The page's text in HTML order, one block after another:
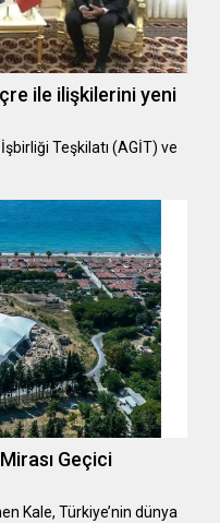
ile ilişkilerini yeni
Teşkilatı (AGİT) ve
Geçici
Kale, Türkiye’nin dünya